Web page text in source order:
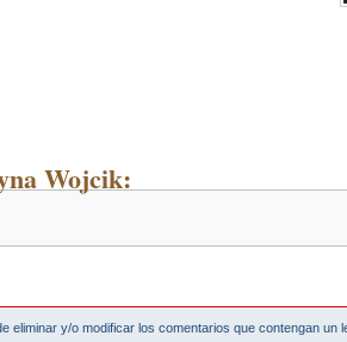
Wojcik:
eliminar y/o modificar los comentarios que contengan un